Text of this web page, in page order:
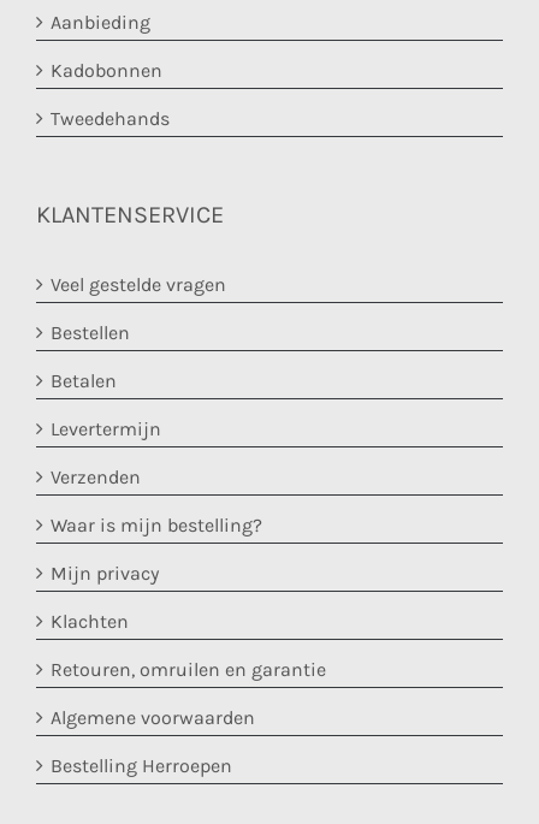
Aanbieding
Kadobonnen
Tweedehands
KLANTENSERVICE
Veel gestelde vragen
Bestellen
Betalen
Levertermijn
Verzenden
Waar is mijn bestelling?
Mijn privacy
Klachten
Retouren, omruilen en garantie
Algemene voorwaarden
Bestelling Herroepen